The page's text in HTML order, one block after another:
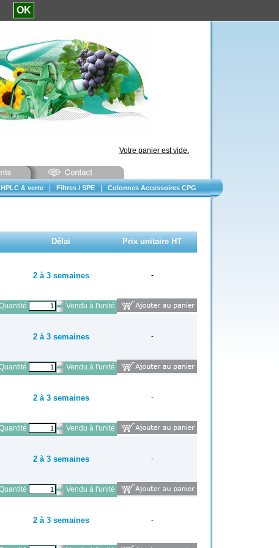
Votre panier est vide.
& verre Filtres / SPE Colonnes Accessoires CPG
Délai Prix unitaire HT
2 à 3 semaines -
Vendu à l'unité
2 à 3 semaines -
Vendu à l'unité
2 à 3 semaines -
Vendu à l'unité
2 à 3 semaines -
Vendu à l'unité
2 à 3 semaines -
OK